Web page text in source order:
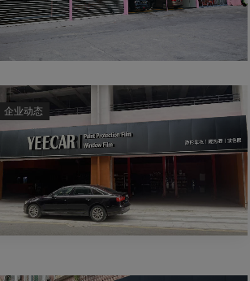
企业动态